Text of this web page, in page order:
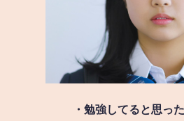
・勉強してると思っ